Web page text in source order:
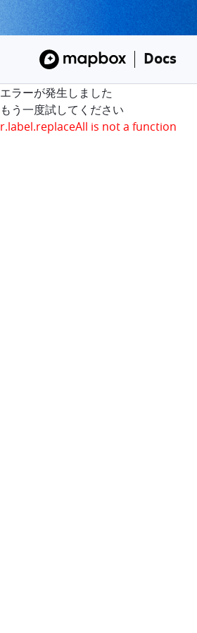
Docs
エラーが発生しました
もう一度試してください
r.label.replaceAll is not a function